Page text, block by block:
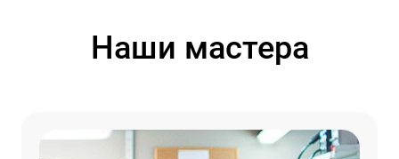
Наши мастера